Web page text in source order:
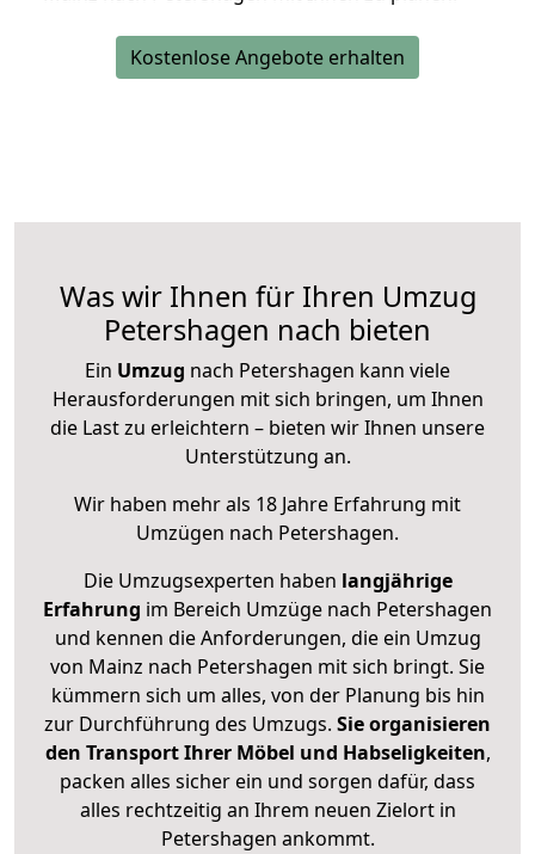
Kostenlose Angebote erhalten
Was wir Ihnen für Ihren Umzug
Petershagen nach bieten
Ein Umzug nach Petershagen kann viele
Herausforderungen mit sich bringen, um Ihnen
die Last zu erleichtern – bieten wir Ihnen unsere
Unterstützung an.
Wir haben mehr als 18 Jahre Erfahrung mit
Umzügen nach Petershagen.
Die Umzugsexperten haben langjährige
Erfahrung im Bereich Umzüge nach Petershagen
und kennen die Anforderungen, die ein Umzug
von Mainz nach Petershagen mit sich bringt. Sie
kümmern sich um alles, von der Planung bis hin
zur Durchführung des Umzugs. Sie organisieren
den Transport Ihrer Möbel und Habseligkeiten,
packen alles sicher ein und sorgen dafür, dass
alles rechtzeitig an Ihrem neuen Zielort in
Petershagen ankommt.